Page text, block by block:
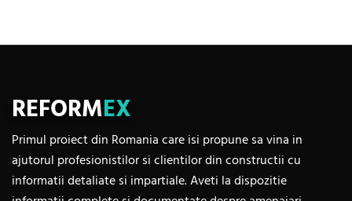
REFORMEX
Primul proiect din Romania care isi propune sa vina in
ajutorul profesionistilor si clientilor din constructii cu
informatii detaliate si impartiale. Aveti la dispozitie